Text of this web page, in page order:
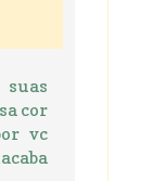
suas
cor
vc